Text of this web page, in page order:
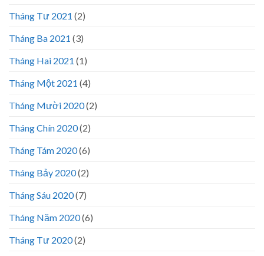
Tháng Tư 2021 (2)
Tháng Ba 2021 (3)
Tháng Hai 2021 (1)
Tháng Một 2021 (4)
Tháng Mười 2020(2)
Tháng Chín 2020(2)
Tháng Tám 2020(6)
Tháng Bảy 2020(2)
Tháng Sáu 2020(7)
Tháng Năm 2020(6)
Tháng Tư 2020(2)